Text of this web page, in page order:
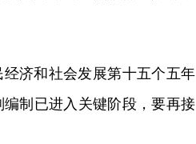
济和社会发展第十五个五年
制已进入关键阶段，要再接